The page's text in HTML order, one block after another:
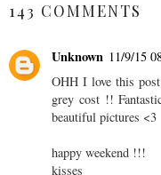
143 COMMENTS
Unknown 11/9/15
OHH I love this
grey cost !!
beautiful pictures <3
happy weekend !!!
kisses